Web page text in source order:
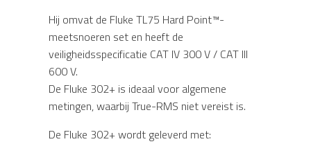
Hij omvat de Fluke TL75 Hard Point™-
meetsnoeren set en heeft de
veiligheidsspecificatie CAT IV 300 V / CAT III
600 V.
De Fluke 302+ is ideaal voor algemene
metingen, waarbij True-RMS niet vereist is.
De Fluke 302+ wordt geleverd met: